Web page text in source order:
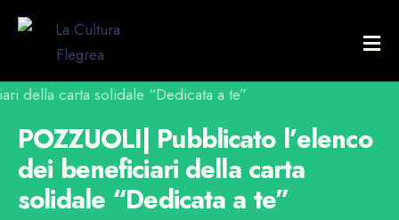
POZZUOLI| Pubblicato l’elenco
dei beneficiari della carta
solidale “Dedicata a te”